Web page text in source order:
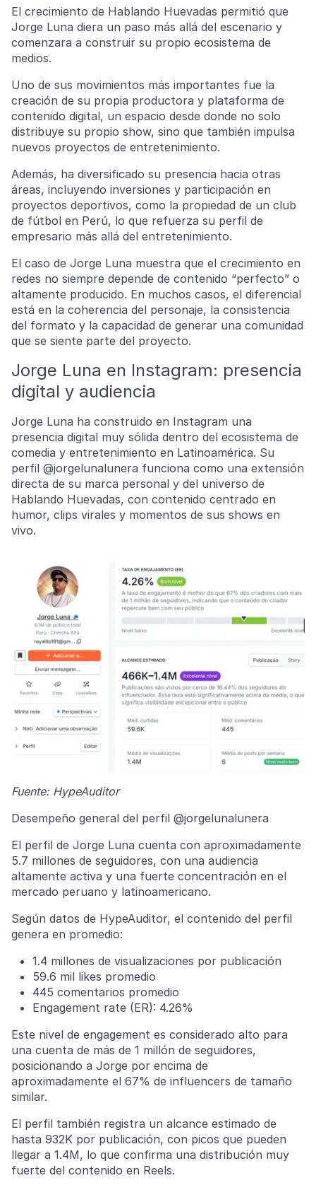
El crecimiento de Hablando Huevadas permitió que
Jorge Luna diera un paso más allá del escenario y
comenzara a construir su propio ecosistema de
medios.
Uno de sus movimientos más importantes fue la
creación de su propia productora y plataforma de
contenido digital, un espacio desde donde no solo
distribuye su propio show, sino que también impulsa
nuevos proyectos de entretenimiento.
Además, ha diversificado su presencia hacia otras
áreas, incluyendo inversiones y participación en
proyectos deportivos, como la propiedad de un club
de fútbol en Perú, lo que refuerza su perfil de
empresario más allá del entretenimiento.
El caso de Jorge Luna muestra que el crecimiento en
redes no siempre depende de contenido “perfecto” o
altamente producido. En muchos casos, el diferencial
está en la coherencia del personaje, la consistencia
del formato y la capacidad de generar una comunidad
que se siente parte del proyecto.
Jorge Luna en Instagram: presencia
digital y audiencia
Jorge Luna ha construido en Instagram una
presencia digital muy sólida dentro del ecosistema de
comedia y entretenimiento en Latinoamérica. Su
perfil @jorgelunalunera funciona como una extensión
directa de su marca personal y del universo de
Hablando Huevadas, con contenido centrado en
humor, clips virales y momentos de sus shows en
vivo.
Fuente: HypeAuditor
Desempeño general del perfil @jorgelunalunera
El perfil de Jorge Luna cuenta con aproximadamente
5.7 millones de seguidores, con una audiencia
altamente activa y una fuerte concentración en el
mercado peruano y latinoamericano.
Según datos de HypeAuditor, el contenido del perfil
genera en promedio:
1.4 millones de visualizaciones por publicación
59.6 mil likes promedio
445 comentarios promedio
Engagement rate (ER): 4.26%
Este nivel de engagement es considerado alto para
una cuenta de más de 1 millón de seguidores,
posicionando a Jorge por encima de
aproximadamente el 67% de influencers de tamaño
similar.
El perfil también registra un alcance estimado de
hasta 932K por publicación, con picos que pueden
llegar a 1.4M, lo que confirma una distribución muy
fuerte del contenido en Reels.